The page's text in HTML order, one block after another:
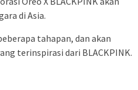
di Asia.
tahapan, dan akan
terinspirasi dari BLACKPINK.